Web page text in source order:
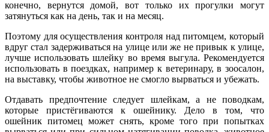
конечно, вернутся домой, вот только их прогулки могут
затянуться как на день, так и на месяц.
Поэтому для осуществления контроля над питомцем, который
вдруг стал задерживаться на улице или же не привык к улице,
лучше использовать шлейку во время выгула. Рекомендуется
использовать в поездках, например к ветеринару, в зоосалон,
на выставку, чтобы животное не смогло вырваться и убежать.
Отдавать предпочтение следует шлейкам, а не поводкам,
которые пристёгиваются к ошейнику. Дело в том, что
ошейник питомец может снять, кроме того при попытках